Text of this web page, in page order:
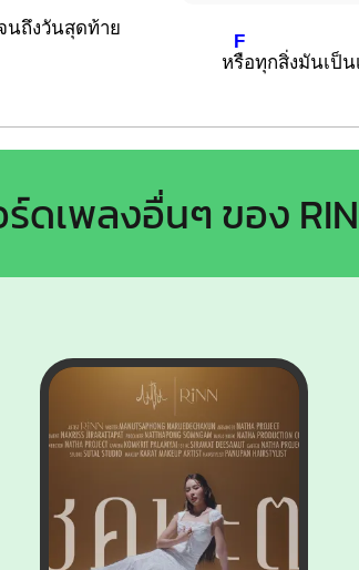
นถึงวันสุดท้าย
ห
F
รือทุกสิ่งมันเป็น
ดเพลงอื่นๆ ของ